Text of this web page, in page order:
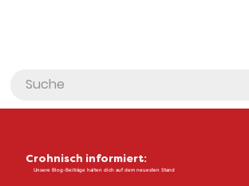
Crohnisch informiert:
Unsere Blog-Beiträge halten dich auf dem neuesten Stand